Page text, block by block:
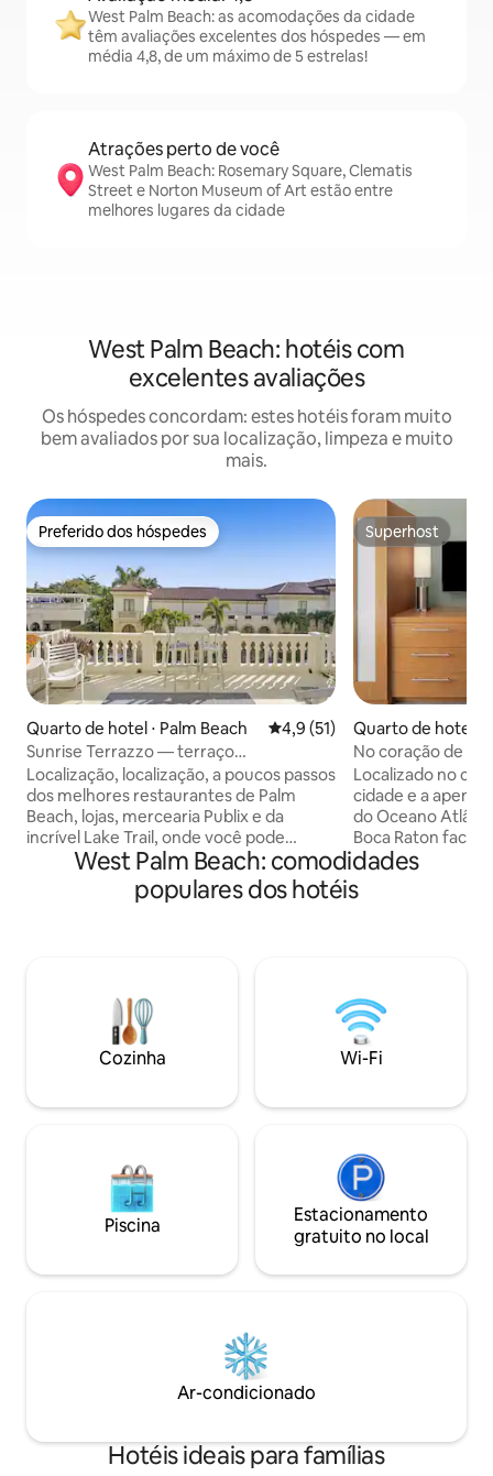
West Palm Beach: as acomodações da cidade
têm avaliações excelentes dos hóspedes — em
média 4,8, de um máximo de 5 estrelas!
Atrações perto de você
West Palm Beach: Rosemary Square, Clematis
Street e Norton Museum of Art estão entre
melhores lugares da cidade
West Palm Beach: hotéis com
excelentes avaliações
Os hóspedes concordam: estes hotéis foram muito
bem avaliados por sua localização, limpeza e muito
mais.
Preferido dos hóspedes
Preferido dos hóspedes
Quarto de hotel ⋅ Palm Beach 4,9 de uma avaliação média
4,9 (51)
Sunrise Terrazzo — terraço
privativo/King Palm Beach
Localização, localização, a poucos passos
dos melhores restaurantes de Palm
Beach, lojas, mercearia Publix e da
incrível Lake Trail, onde você pode
caminhar ou andar de bicicleta por
quilômetros. Curta distância para os
Breakers. A praia fica a uma quadra e
separado com cama KING, sala de estar.
Condição de hortelã, móveis novos de
bom gosto, cozinha semi-full, TVs, ar-
condicionado, Wi-Fi, piscina, lavanderia
Superhost
Superhost
Quarto de hotel ⋅
No coração de
manhã gratuito
Localizado no
cidade e a apenas
do Oceano
Boca Raton
atrações
atividades ao ar
viajando a
estiver em movimento.
café da manhã
nossa piscina ao
em nossa
West Palm Beach: comodidades
populares dos hotéis
Cozinha Wi-Fi
Piscina
Estacionamento
gratuito no local
Ar-condicionado
Hotéis ideais para famílias